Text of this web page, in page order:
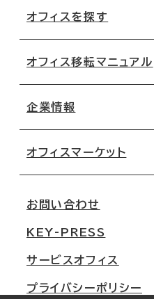
オフィスを探す
地図から探す
路線・駅から探す
オフィス移転マニュアル
移転コストシミュレーショ
移転スケジュール
オフィス移転Q&A
企業情報
オフィスマーケット
大阪
名古屋
札幌
お問い合わせ
KEY-PRESS
サービスオフィス
プライバシーポリシー